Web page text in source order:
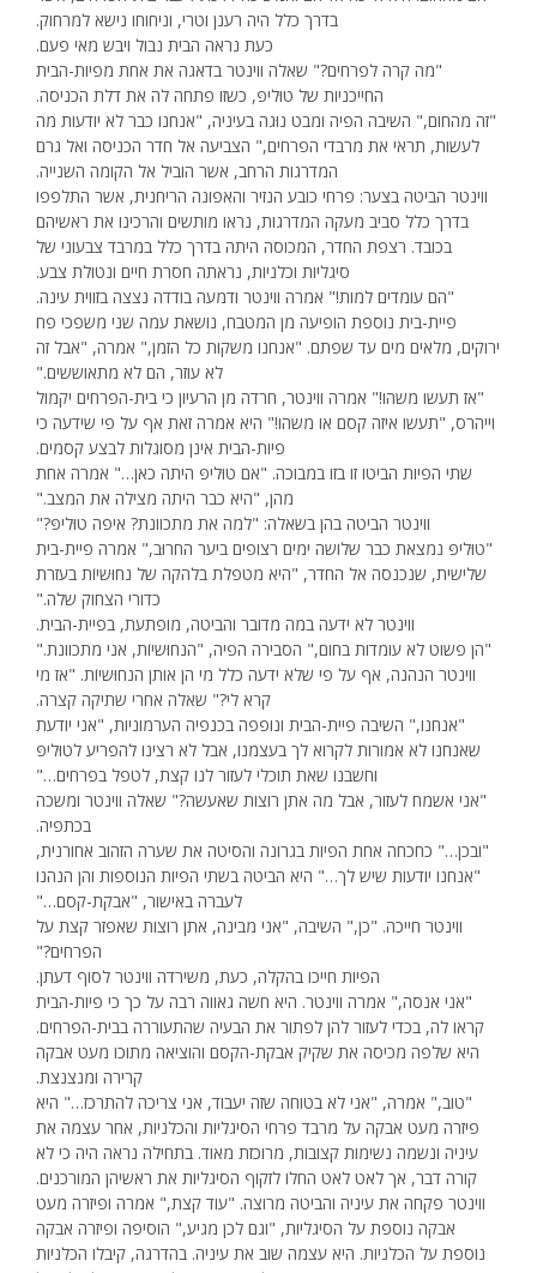
בדרך כלל היה רענן וטרי, וניחוחו נישא למרחוק.
כעת נראה הבית נבול ויבש מאי פעם.
"מה קרה לפרחים?" שאלה ווינטר בדאגה את אחת מפיות-הבית
החייכניות של טוּליפּ, כשזו פתחה לה את דלת הכניסה.
"זה מהחום," השיבה הפיה ומבט נוּגה בעיניה, "אנחנו כבר לא יודעות מה
לעשות, תראי את מרבדי הפרחים," הצביעה אל חדר הכניסה ואל גרם
המדרגות הרחב, אשר הוביל אל הקומה השנייה.
ווינטר הביטה בצער: פרחי כובע הנזיר והאפונה הריחנית, אשר התלפפו
בדרך כלל סביב מעקה המדרגות, נראו מותשים והרכינו את ראשיהם
בכובד. רצפת החדר, המכוסה היתה בדרך כלל במרבד צבעוני של
סיגליות וכלניות, נראתה חסרת חיים ונטולת צבע.
"הם עומדים למות!" אמרה ווינטר ודמעה בודדה נצצה בזווית עינה.
פיית-בית נוספת הופיעה מן המטבח, נושאת עמה שני משפכי פח
ירוקים, מלאים מים עד שפתם. "אנחנו משקות כל הזמן," אמרה, "אבל זה
לא עוזר, הם לא מתאוששים."
"אז תעשו משהו!" אמרה ווינטר, חרדה מן הרעיון כי בית-הפרחים יקמול
וייהרס, "תעשו איזה קסם או משהו!" היא אמרה זאת אף על פי שידעה כי
פיות-הבית אינן מסוגלות לבצע קסמים.
שתי הפיות הביטו זו בזו במבוכה. "אם טוּליפּ היתה כאן…" אמרה אחת
מהן, "היא כבר היתה מצילה את המצב."
ווינטר הביטה בהן בשאלה: "למה את מתכוונת? איפה טוּליפּ?"
"טוּליפּ נמצאת כבר שלושה ימים רצופים ביער החרוּב," אמרה פיית-בית
שלישית, שנכנסה אל החדר, "היא מטפלת בלהקה של נחוּשיוֹת בעזרת
כדורי הצחוק שלה."
ווינטר לא ידעה במה מדובר והביטה, מופתעת, בפיית-הבית.
"הן פשוט לא עומדות בחום," הסבירה הפיה, "הנחוּשיוֹת, אני מתכוונת."
ווינטר הנהנה, אף על פי שלא ידעה כלל מי הן אותן הנחוּשיוֹת. "אז מי
קרא לי?" שאלה אחרי שתיקה קצרה.
"אנחנו," השיבה פיית-הבית ונופפה בכנפיה הערמוניות, "אני יודעת
שאנחנו לא אמורות לקרוא לך בעצמנו, אבל לא רצינו להפריע לטוּליפּ
וחשבנו שאת תוכלי לעזור לנו קצת, לטפל בפרחים…"
"אני אשמח לעזור, אבל מה אתן רוצות שאעשה?" שאלה ווינטר ומשכה
בכתפיה.
"ובכן…" כחכחה אחת הפיות בגרונה והסיטה את שערה הזהוב אחורנית,
"אנחנו יודעות שיש לך…" היא הביטה בשתי הפיות הנוספות והן הנהנו
לעברה באישור, "אבקת-קסם…"
ווינטר חייכה. "כן," השיבה, "אני מבינה, אתן רוצות שאפזר קצת על
הפרחים?"
הפיות חייכו בהקלה, כעת, משירדה ווינטר לסוף דעתן.
"אני אנסה," אמרה ווינטר. היא חשה גאווה רבה על כך כי פיות-הבית
קראו לה, בכדי לעזור להן לפתור את הבעיה שהתעוררה בבית-הפרחים.
היא שלפה מכיסה את שקיק אבקת-הקסם והוציאה מתוכו מעט אבקה
קרירה ומנצנצת.
"טוב," אמרה, "אני לא בטוחה שזה יעבוד, אני צריכה להתרכז…" היא
פיזרה מעט אבקה על מרבד פרחי הסיגליות והכלניות, אחר עצמה את
עיניה ונשמה נשימות קצובות, מרוכזת מאוד. בתחילה נראה היה כי לא
קורה דבר, אך לאט לאט החלו לזקוף הסיגליות את ראשיהן המורכנים.
ווינטר פקחה את עיניה והביטה מרוצה. "עוד קצת," אמרה ופיזרה מעט
אבקה נוספת על הסיגליות, "וגם לכן מגיע," הוסיפה ופיזרה אבקה
נוספת על הכלניות. היא עצמה שוב את עיניה. בהדרגה, קיבלו הכלניות